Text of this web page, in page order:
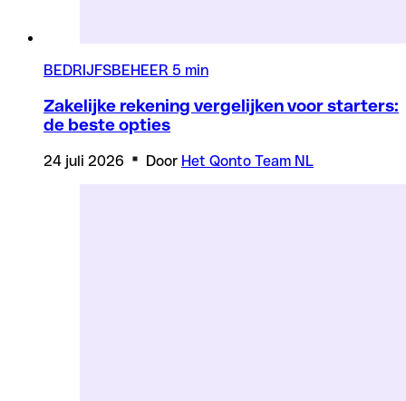
BEDRIJFSBEHEER 5 min
Zakelijke rekening vergelijken voor starters:
de beste opties
24 juli 2026 Door Het Qonto Team NL